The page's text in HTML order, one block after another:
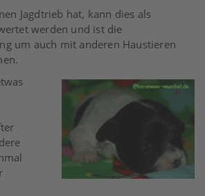
Jagdtrieb hat, kann dies als
werden und ist die
um auch mit anderen Haustieren